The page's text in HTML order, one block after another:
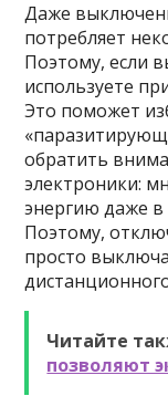
Даже
потребляет
Поэтому, если
используете
Это поможет
обратить
электроники:
энергию даже
Поэтому,
просто
Читайте
позволяют